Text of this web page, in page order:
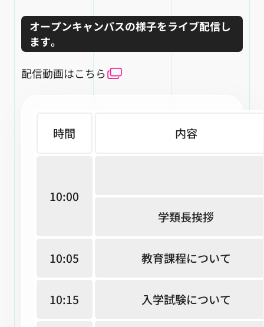
オープンキャンパスの様子をライブ配信し
ます。
配信動画はこちら
時間 内容
10:00
学類長挨拶
10:05 教育課程について
10:15 入学試験について